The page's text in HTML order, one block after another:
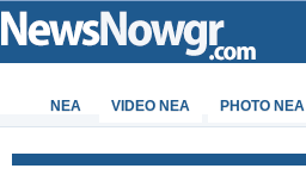
ΝΕΑ VIDEO NEA PHOTO NEA